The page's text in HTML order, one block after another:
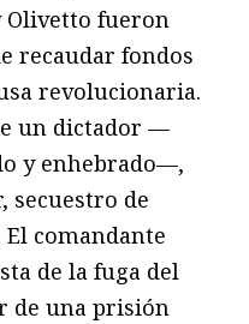
Olivetto fueron
recaudar fondos
revolucionaria.
un dictador —
y enhebrado—,
secuestro de
comandante
de la fuga del
de una prisión